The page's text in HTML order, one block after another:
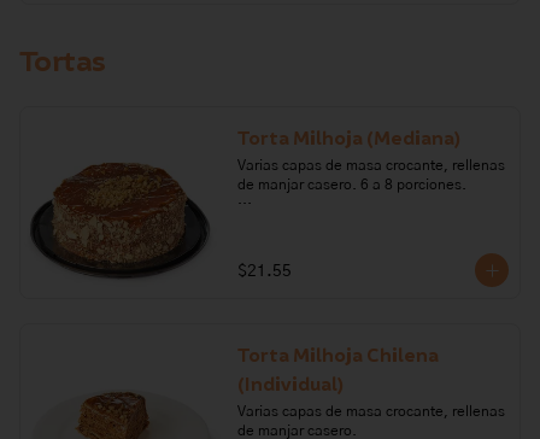
Tortas
Torta Milhoja (Mediana)
Varias capas de masa crocante, rellenas
de manjar casero. 6 a 8 porciones.
azúcar, bicarbonato de sodio,
carragenano, glucosa.
$21.55
Torta Milhoja Chilena
(Individual)
Varias capas de masa crocante, rellenas
de manjar casero.